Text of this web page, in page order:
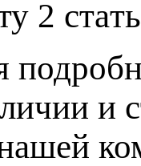
2
и